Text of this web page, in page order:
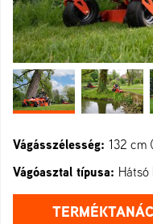
Vágásszélesség: 132 cm
Vágóasztal típusa: Hátsó